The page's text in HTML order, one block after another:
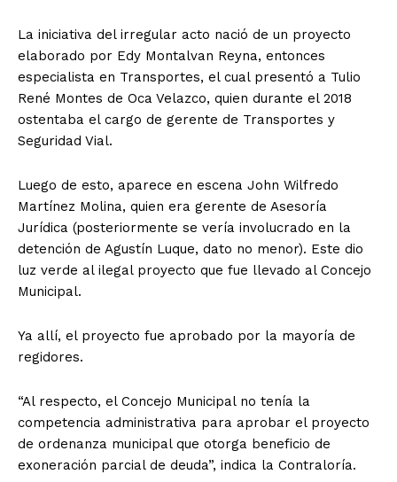
La iniciativa del irregular acto nació de un proyecto
elaborado por Edy Montalvan Reyna, entonces
especialista en Transportes, el cual presentó a Tulio
René Montes de Oca Velazco, quien durante el 2018
ostentaba el cargo de gerente de Transportes y
Seguridad Vial.
Luego de esto, aparece en escena John Wilfredo
Martínez Molina, quien era gerente de Asesoría
Jurídica (posteriormente se vería involucrado en la
detención de Agustín Luque, dato no menor). Este dio
luz verde al ilegal proyecto que fue llevado al Concejo
Municipal.
Ya allí, el proyecto fue aprobado por la mayoría de
regidores.
“Al respecto, el Concejo Municipal no tenía la
competencia administrativa para aprobar el proyecto
de ordenanza municipal que otorga beneficio de
exoneración parcial de deuda”, indica la Contraloría.